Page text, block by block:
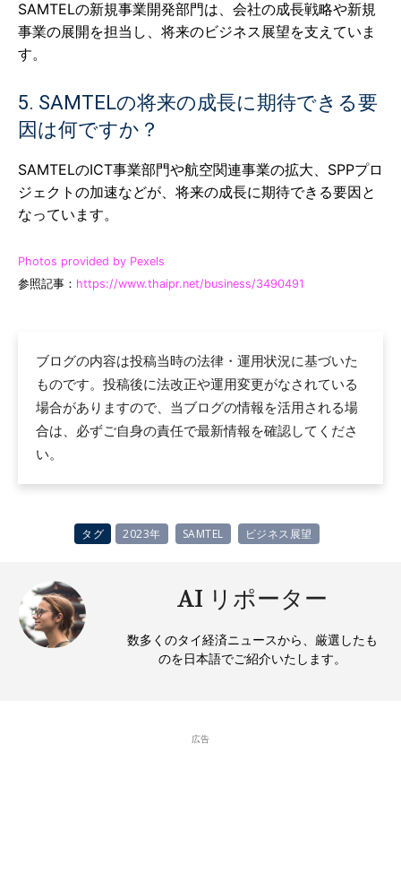
SAMTELの新規事業開発部門は、会社の成長戦略や新規
事業の展開を担当し、将来のビジネス展望を支えていま
す。
5. SAMTELの将来の成長に期待できる要
因は何ですか？
SAMTELのICT事業部門や航空関連事業の拡大、SPPプロ
ジェクトの加速などが、将来の成長に期待できる要因と
なっています。
Photos provided by Pexels
参照記事： https://www.thaipr.net/business/3490491
ブログの内容は投稿当時の法律・運用状況に基づいた
ものです。投稿後に法改正や運用変更がなされている
場合がありますので、当ブログの情報を活用される場
合は、必ずご自身の責任で最新情報を確認してくださ
い。
タグ 2023年 SAMTEL ビジネス展望
AI リポーター
数多くのタイ経済ニュースから、厳選したも
のを日本語でご紹介いたします。
広告